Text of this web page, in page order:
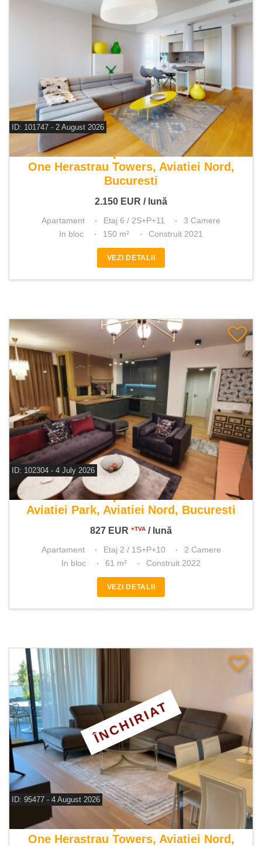
ID: 101747 - 2 August 2026
De inchiriat apartament 3 camere
One Herastrau Towers, Aviatiei Nord,
Bucuresti
2.150 EUR / lună
Apartament Etaj 6 / 2S+P+11
3 Camere
In bloc
150 m² Construit 2021
VEZI DETALII
ID: 102304 - 4 July 2026
De inchiriat apartament 2 camere
Aviatiei Park, Aviatiei Nord, Bucuresti
827 EUR +TVA / lună
Apartament Etaj 2 / 1S+P+10
2 Camere
In bloc
61 m² Construit 2022
VEZI DETALII
ID: 95477 - 4 August 2026
De inchiriat apartament 2 camere
One Herastrau Towers, Aviatiei Nord,
ÎNCHIRIAT